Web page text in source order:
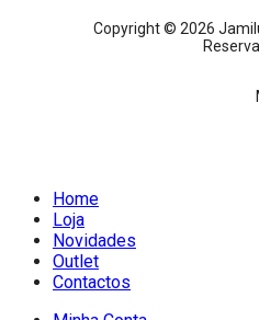
Copyright © 2026
Home
Loja
Novidades
Outlet
Contactos